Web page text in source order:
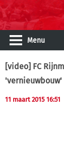
Menu
[video] FC
'vernieuwbouw'
11 maart 2015 16:51